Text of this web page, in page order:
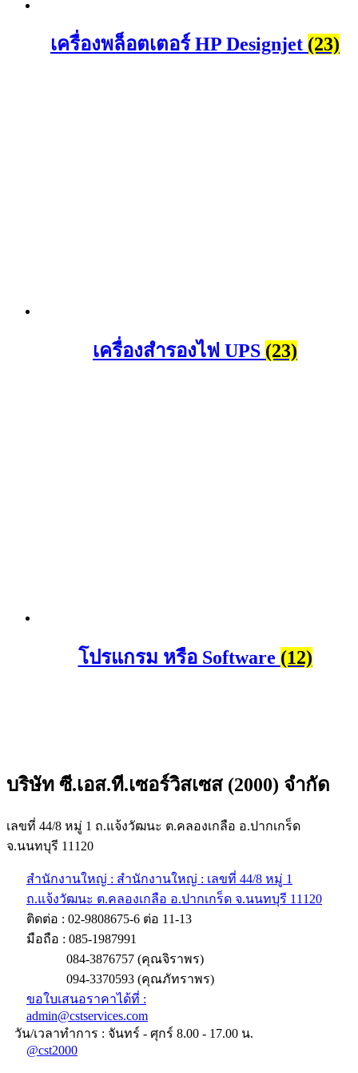
เครื่องพล็อตเตอร์ HP Designjet (23)
เครื่องสำรองไฟ UPS (23)
โปรแกรม หรือ Software (12)
บริษัท ซี.เอส.ที.เซอร์วิสเซส (2000) จำกัด
เลขที่ 44/8 หมู่ 1 ถ.แจ้งวัฒนะ ต.คลองเกลือ อ.ปากเกร็ด
จ.นนทบุรี 11120
สำนักงานใหญ่ : สำนักงานใหญ่ : เลขที่ 44/8 หมู่ 1
ถ.แจ้งวัฒนะ ต.คลองเกลือ อ.ปากเกร็ด จ.นนทบุรี 11120
ติดต่อ : 02-9808675-6 ต่อ 11-13
มือถือ : 085-1987991
084-3876757 (คุณจิราพร)
094-3370593 (คุณภัทราพร)
ขอใบเสนอราคาได้ที่ :
admin@cstservices.com
วัน/เวลาทำการ : จันทร์ - ศุกร์ 8.00 - 17.00 น.
@cst2000